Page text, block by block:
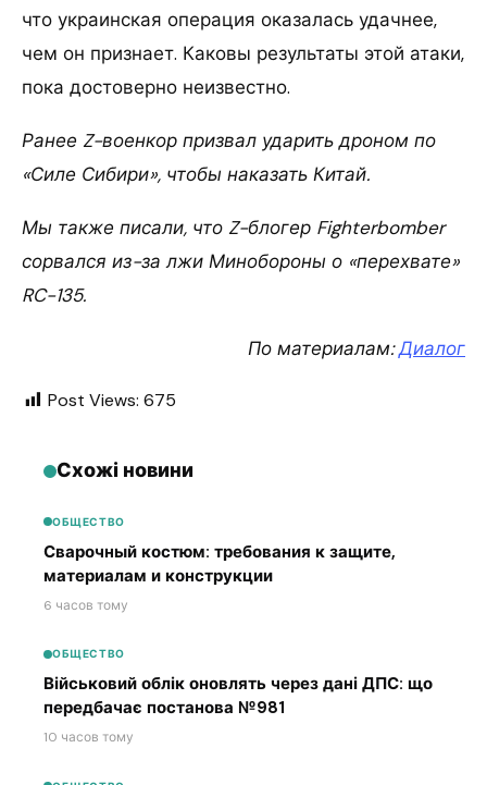
что украинская операция оказалась удачнее,
чем он признает. Каковы результаты этой атаки,
пока достоверно неизвестно.
Ранее Z-военкор призвал ударить дроном по
«Силе Сибири», чтобы наказать Китай.
Мы также писали, что Z-блогер Fighterbomber
сорвался из-за лжи Минобороны о «перехвате»
RC-135.
По материалам:Диалог
Post Views: 675
Схожі новини
ОБЩЕСТВО
Сварочный костюм: требования к защите,
материалам и конструкции
6 часов тому
ОБЩЕСТВО
Військовий облік оновлять через дані ДПС: що
передбачає постанова №981
10 часов тому